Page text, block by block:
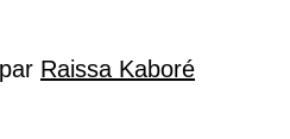
par Raissa Kaboré